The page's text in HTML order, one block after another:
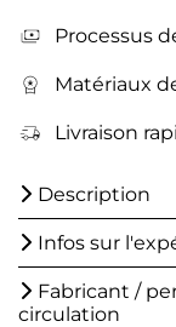
Processus
Matériaux
Livraison
Description
Infos sur
Fabricant /
circulation